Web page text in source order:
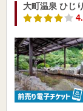
大町温泉 ひじ